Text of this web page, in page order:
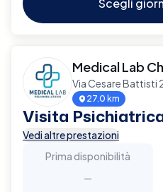
Medical Lab
Via Cesare Battisti
27.0 km
Visita
Vedi altre prestazioni
Prima disponibilità
-